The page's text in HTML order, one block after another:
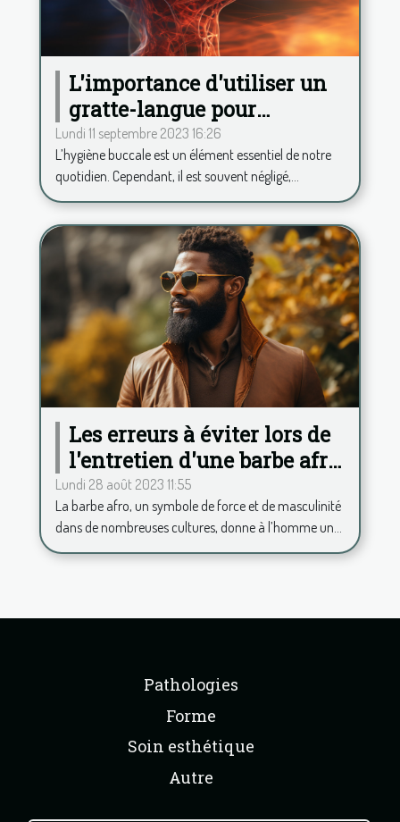
L'importance d'utiliser un
gratte-langue pour
maintenir une haleine
fraîche
Lundi 11 septembre 2023 16:26
L’hygiène buccale est un élément essentiel de notre
quotidien. Cependant, il est souvent négligé,...
Les erreurs à éviter lors de
l'entretien d'une barbe afro
pour toujours rester chic
Lundi 28 août 2023 11:55
La barbe afro, un symbole de force et de masculinité
dans de nombreuses cultures, donne à l’homme un...
Pathologies
Forme
Soin esthétique
Autre